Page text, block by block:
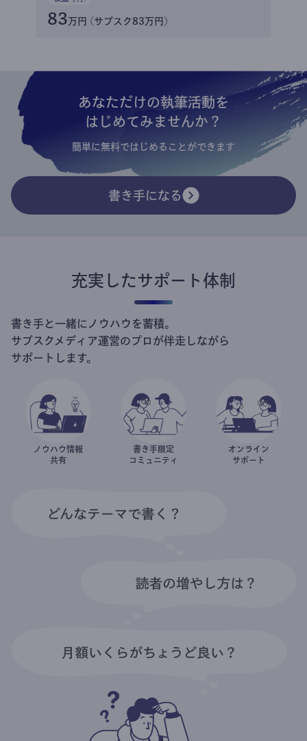
83万円 (サブスク83万円)
あなただけの執筆活動を
はじめてみませんか？
簡単に無料ではじめることができます
書き手になる
充実したサポート体制
書き手と一緒にノウハウを蓄積。
サブスクメディア運営のプロが伴走しながら
サポートします。
ノウハウ情報
共有
書き手限定
コミュニティ
オンライン
サポート